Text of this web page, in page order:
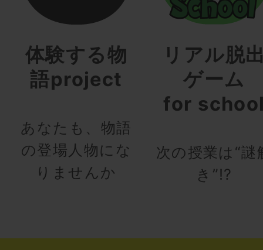
体験する物
語project
あなたも、物語
の登場人物にな
りませんか
リアル脱
ゲーム
for
次の授業は“謎
き”!?